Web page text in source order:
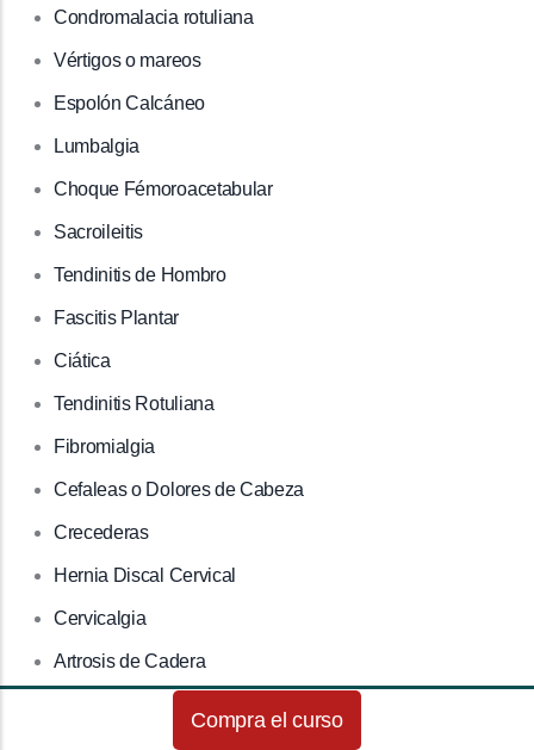
Condromalacia rotuliana
Vértigos o mareos
Espolón Calcáneo
Lumbalgia
Choque Fémoroacetabular
Sacroileitis
Tendinitis de Hombro
Fascitis Plantar
Ciática
Tendinitis Rotuliana
Fibromialgia
Cefaleas o Dolores de Cabeza
Crecederas
Hernia Discal Cervical
Cervicalgia
Artrosis de Cadera
Compra el curso